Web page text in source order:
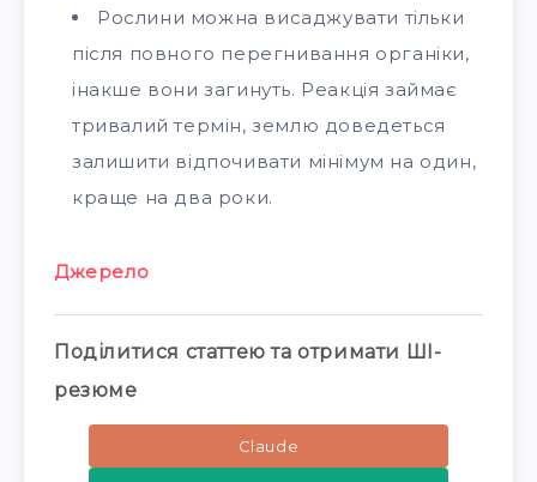
Рослини можна висаджувати тільки
після повного перегнивання органіки,
інакше вони загинуть. Реакція займає
тривалий термін, землю доведеться
залишити відпочивати мінімум на один,
краще на два роки.
Джерело
Поділитися статтею та отримати ШІ-
резюме
Claude